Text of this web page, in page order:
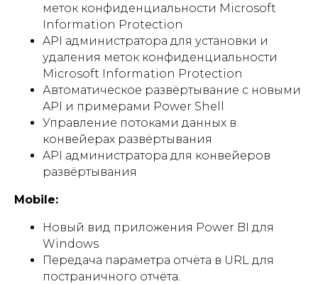
меток конфиденциальности Microsoft
Information Protection
API администратора для установки и
удаления меток конфиденциальности
Microsoft Information Protection
Автоматическое развёртывание с новыми
API и примерами Power Shell
Управление потоками данных в
конвейерах развёртывания
API администратора для конвейеров
развёртывания
Mobile:
Новый вид приложения Power BI для
Windows
Передача параметра отчёта в URL для
постраничного отчёта.